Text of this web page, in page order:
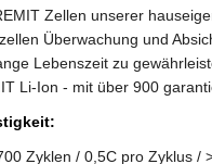
Zellen unserer
Überwachung und
Lebenszeit zu
Li-Ion - mit über 900
Zyklen / 0,5C pro Zyklus /